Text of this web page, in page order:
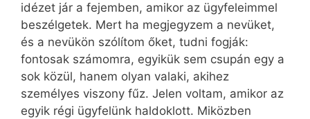
idézet jár a fejemben, amikor az ügyfeleimmel
beszélgetek. Mert ha megjegyzem a nevüket,
és a nevükön szólítom őket, tudni fogják:
fontosak számomra, egyikük sem csupán egy a
sok közül, hanem olyan valaki, akihez
személyes viszony fűz. Jelen voltam, amikor az
egyik régi ügyfelünk haldoklott. Miközben